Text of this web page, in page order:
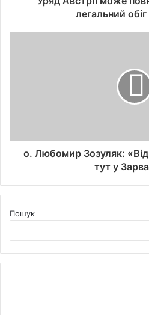
легальний
о. Любомир Зозуляк:
тут у
Пошук